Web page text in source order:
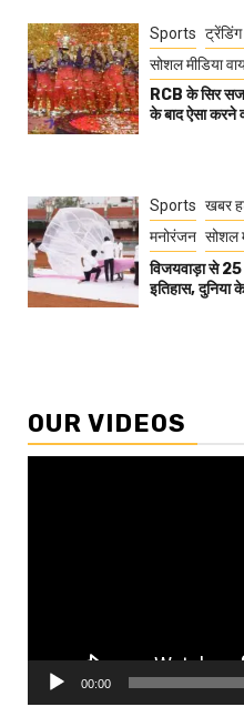
Sports
सोशल मीडिया
RCB के सिर
के बाद ऐसा करने
Sports खबर
मनोरंजन सोशल
विजयवाड़ा से
इतिहास, दुनिया
OUR VIDEOS
00:00